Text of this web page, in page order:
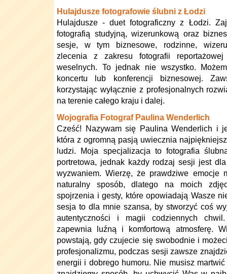
Hulajdusze fotografowie ślubni z Łodzi
Hulajdusze - duet fotograficzny z Łodzi.
fotografią studyjną, wizerunkową oraz
sesje, w tym biznesowe, rodzinne,
zlecenia z zakresu fotografii
weselnych. To jednak nie wszystko.
koncertu lub konferencji biznesowej.
korzystając wyłącznie z profesjonalnych
na terenie całego kraju i dalej.
Wojografia Fotograf Paulina Wenderlich
Cześć! Nazywam się Paulina Wenderlich i
która z ogromną pasją uwiecznia
ludzi. Moja specjalizacja to fotografia
portretowa, jednak każdy rodzaj sesji jest
wyzwaniem. Wierzę, że prawdziwe emocje
naturalny sposób, dlatego na moich
spojrzenia i gesty, które opowiadają Wasze
sesja to dla mnie szansa, by stworzyć coś
autentyczności i magii codziennych
zapewnia luźną i komfortową atmosferę.
powstają, gdy czujecie się swobodnie i
profesjonalizmu, podczas sesji zawsze
energii i dobrego humoru. Nie musisz